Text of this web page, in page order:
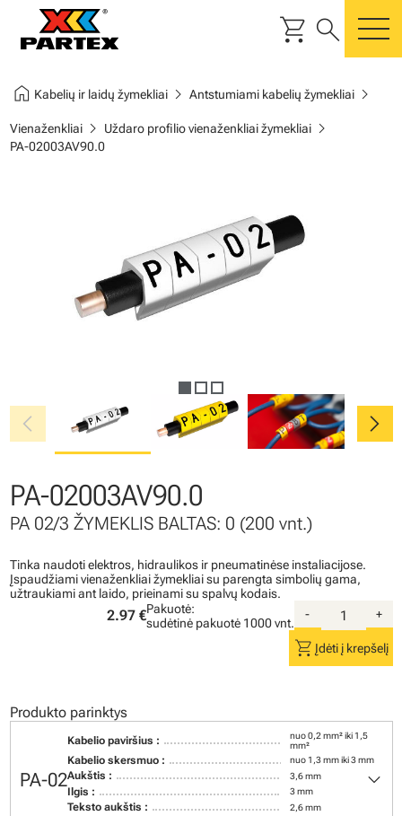
shopping_cart search
home Kabelių ir laidų žymekliaichevron_right Antstumiami kabelių žymekliaichevron_right
Vienaženkliaichevron_right Uždaro profilio vienaženkliai žymekliaichevron_right
PA-02003AV90.0
chevron_left chevron_right
PA-02003AV90.0
PA 02/3 ŽYMEKLIS BALTAS: 0 (200 vnt.)
Tinka naudoti elektros, hidraulikos ir pneumatinėse instaliacijose.
Įspaudžiami vienaženkliai žymekliai su parengta simbolių gama,
užtraukiami ant laido, prieinami su spalvų kodais.
2.97 €Pakuotė:
sudėtinė pakuotė 1000 vnt.
- +
shopping_cart Įdėti į krepšelį
Produkto parinktys
PA-02
Kabelio paviršius :
nuo 0,2 mm² iki 1,5
mm²
Kabelio skersmuo : nuo 1,3 mm iki 3 mm
Aukštis : 3,6 mm
Ilgis : 3 mm
Teksto aukštis : 2,6 mm
keyboard_arrow_down